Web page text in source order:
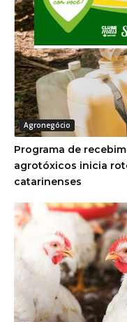
Agronegócio
Programa de
agrotóxicos inicia
catarinenses